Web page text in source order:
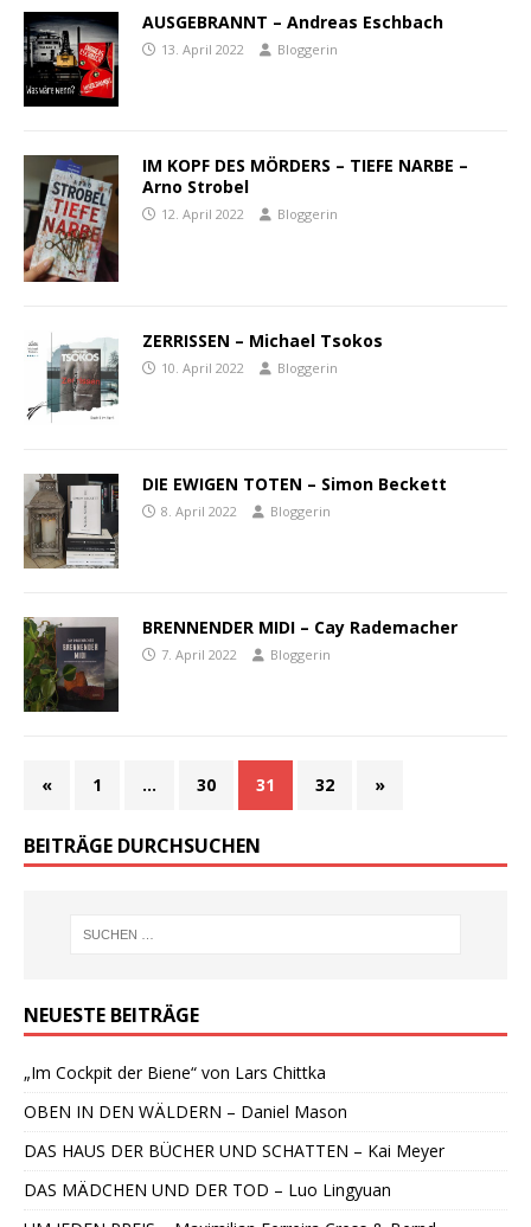
AUSGEBRANNT – Andreas Eschbach
13. April 2022 Bloggerin
IM KOPF DES MÖRDERS – TIEFE NARBE –
Arno Strobel
12. April 2022 Bloggerin
ZERRISSEN – Michael Tsokos
10. April 2022 Bloggerin
DIE EWIGEN TOTEN – Simon Beckett
8. April 2022 Bloggerin
BRENNENDER MIDI – Cay Rademacher
7. April 2022 Bloggerin
« 1 … 30 31 32 »
BEITRÄGE DURCHSUCHEN
NEUESTE BEITRÄGE
„Im Cockpit der Biene“ von Lars Chittka
OBEN IN DEN WÄLDERN – Daniel Mason
DAS HAUS DER BÜCHER UND SCHATTEN – Kai Meyer
DAS MÄDCHEN UND DER TOD – Luo Lingyuan